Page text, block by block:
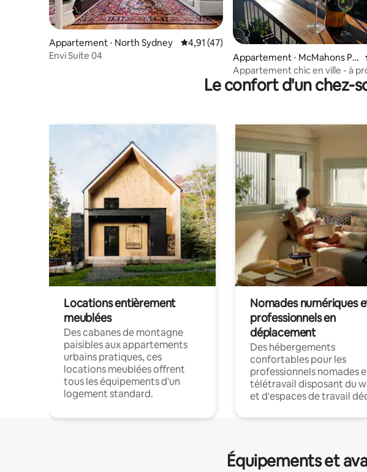
Appartement ⋅ North Sydney Évaluation moyenne sur la base de 47
4,91 (47)
Envi Suite 04
Appartement ⋅ McMahons Poi
nt
Appartement chic en ville - à
du Harbour Bridge !
Le confort d'un chez-
Locations entièrement
meublées
Des cabanes de montagne
paisibles aux appartements
urbains pratiques, ces
locations meublées offrent
tous les équipements d'un
logement standard.
Nomades numériques
professionnels en
déplacement
Des hébergements
confortables pour les
professionnels nomades
télétravail disposant du
et d'espaces de travail
Équipements et